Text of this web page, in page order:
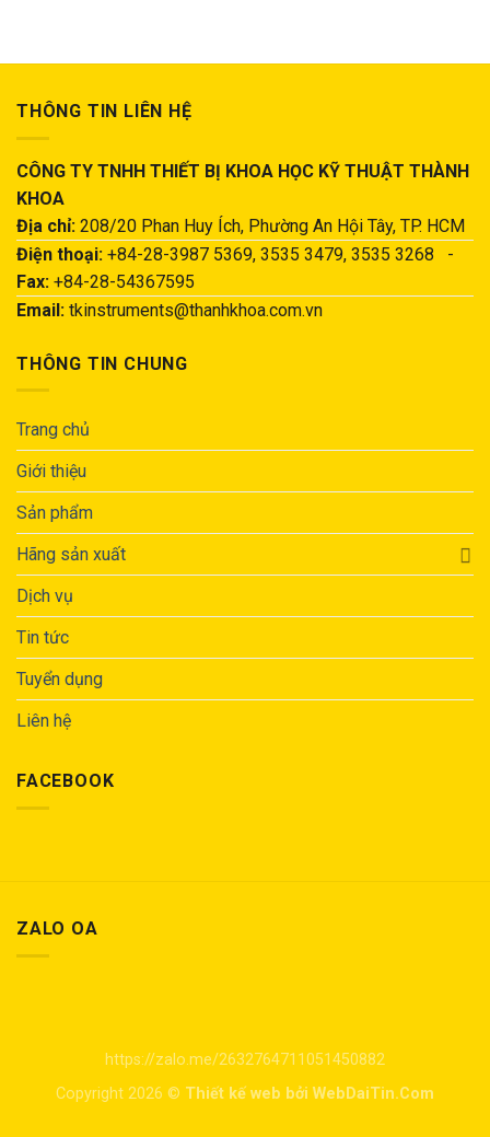
THÔNG TIN LIÊN HỆ
CÔNG TY TNHH THIẾT BỊ KHOA HỌC KỸ THUẬT THÀNH
KHOA
Địa chỉ: 208/20 Phan Huy Ích, Phường An Hội Tây, TP. HCM
Điện thoại: +84-28-3987 5369, 3535 3479, 3535 3268 -
Fax: +84-28-54367595
Email: tkinstruments@thanhkhoa.com.vn
THÔNG TIN CHUNG
Trang chủ
Giới thiệu
Sản phẩm
Hãng sản xuất
Dịch vụ
Tin tức
Tuyển dụng
Liên hệ
FACEBOOK
ZALO OA
https://zalo.me/2632764711051450882
Copyright 2026 © Thiết kế web bởi WebDaiTin.Com